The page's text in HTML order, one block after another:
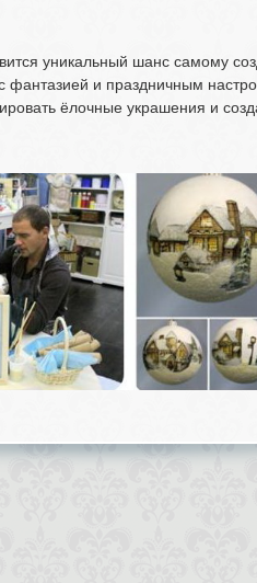
уникальный шанс самому
и праздничным
ёлочные украшения и